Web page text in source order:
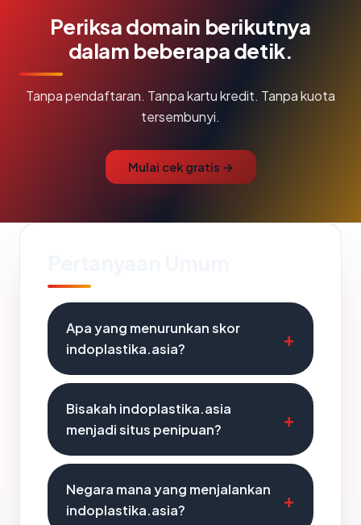
Periksa domain berikutnya
dalam beberapa detik.
Tanpa pendaftaran. Tanpa kartu kredit. Tanpa kuota
tersembunyi.
Mulai cek gratis →
Apa yang menurunkan skor
indoplastika.asia?
Bisakah indoplastika.asia
menjadi situs penipuan?
Negara mana yang menjalankan
indoplastika.asia?